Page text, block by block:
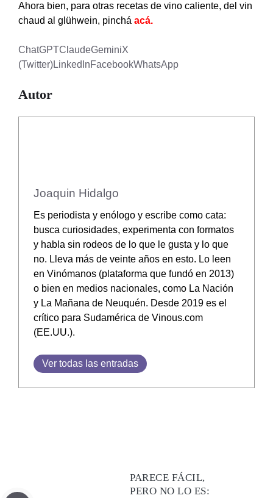
Ahora bien, para otras recetas de vino caliente, del vin
chaud al glühwein, pinchá acá.
ChatGPTClaudeGeminiX
(Twitter)LinkedInFacebookWhatsApp
Autor
Joaquin Hidalgo
Es periodista y enólogo y escribe como cata:
busca curiosidades, experimenta con formatos
y habla sin rodeos de lo que le gusta y lo que
no. Lleva más de veinte años en esto. Lo leen
en Vinómanos (plataforma que fundó en 2013)
o bien en medios nacionales, como La Nación
y La Mañana de Neuquén. Desde 2019 es el
crítico para Sudamérica de Vinous.com
(EE.UU.).
Ver todas las entradas
PARECE FÁCIL,
PERO NO LO ES: